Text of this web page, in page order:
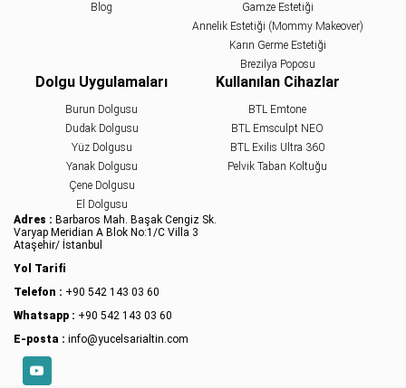
Blog
Gamze Estetiği
Annelik Estetiği (Mommy Makeover)
Karın Germe Estetiği
Brezilya Poposu
Dolgu Uygulamaları
Burun Dolgusu
Dudak Dolgusu
Yüz Dolgusu
Yanak Dolgusu
Çene Dolgusu
El Dolgusu
Kullanılan Cihazlar
BTL Emtone
BTL Emsculpt NEO
BTL Exilis Ultra 360
Pelvik Taban Koltuğu
Adres : Barbaros Mah. Başak Cengiz Sk.
Varyap Meridian A Blok No:1/C Villa 3
Ataşehir/ İstanbul
Yol Tarifi
Telefon : +90 542 143 03 60
Whatsapp : +90 542 143 03 60
E-posta : info@yucelsarialtin.com
YouTube